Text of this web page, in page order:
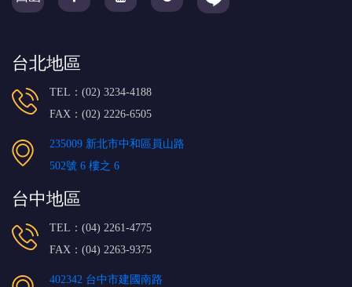
台北地區
TEL：(02) 3234-4188
FAX：(02) 2226-6505
235009 新北市中和區員山路
502號 6 樓之 6
台中地區
TEL：(04) 2261-4775
FAX：(04) 2263-9375
402342 台中市建國南路